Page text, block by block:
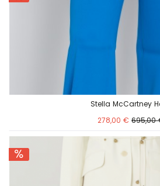
Stella McCartney
278,00 € 695,00